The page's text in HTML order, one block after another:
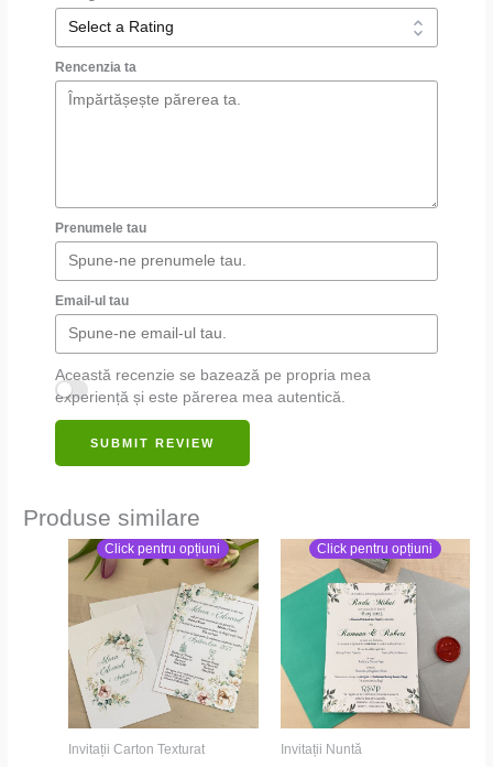
Rencenzia ta
Prenumele tau
Email-ul tau
Această recenzie se bazează pe propria mea
experiență și este părerea mea autentică.
SUBMIT REVIEW
Produse similare
Click pentru opțiuni
Invitații Carton Texturat
Click pentru opțiuni
Invitații Nuntă